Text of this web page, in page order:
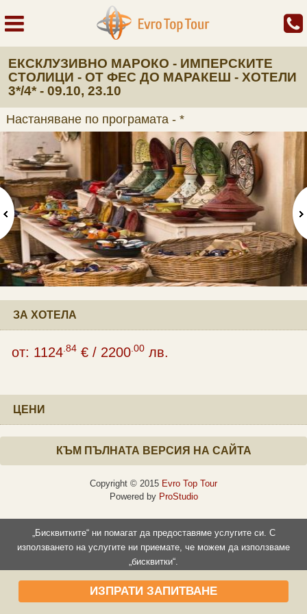
ЕКСКЛУЗИВНО МАРОКО - ИМПЕРСКИТЕ
СТОЛИЦИ - ОТ ФЕС ДО МАРАКЕШ - ХОТЕЛИ
3*/4* - 09.10, 23.10
Настаняване по програмата - *
ЗА ХОТЕЛА
от: 1124 .84 € / 2200 .00 лв.
ЦЕНИ
ИЗПРАТИ ЗАПИТВАНЕ
КЪМ ПЪЛНАТА ВЕРСИЯ НА САЙТА
Copyright © 2015 Evro Top Tour
Powered by ProStudio
„Бисквитките“ ни помагат да предоставяме услугите си. С
използването на услугите ни приемате, че можем да използваме
„бисквитки“.
Прочети повече Съгласен съм